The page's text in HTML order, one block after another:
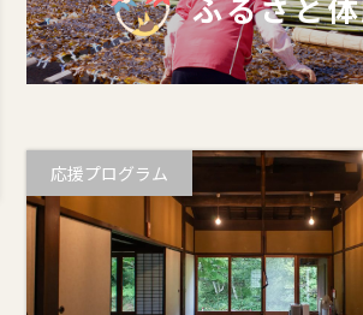
ふるさと
応援プログラム